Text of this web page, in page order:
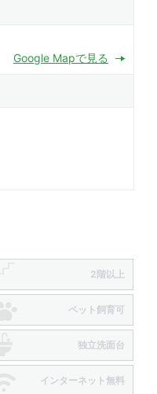
Google Mapで見る
2階以上
ペット飼育可
独立洗面台
インターネット無料